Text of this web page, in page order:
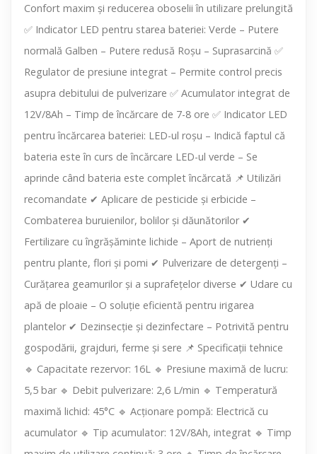
Confort maxim și reducerea oboselii în utilizare prelungită
✅ Indicator LED pentru starea bateriei: Verde – Putere
normală Galben – Putere redusă Roșu – Suprasarcină ✅
Regulator de presiune integrat – Permite control precis
asupra debitului de pulverizare ✅ Acumulator integrat de
12V/8Ah – Timp de încărcare de 7-8 ore ✅ Indicator LED
pentru încărcarea bateriei: LED-ul roșu – Indică faptul că
bateria este în curs de încărcare LED-ul verde – Se
aprinde când bateria este complet încărcată 📌 Utilizări
recomandate ✔ Aplicare de pesticide și erbicide –
Combaterea buruienilor, bolilor și dăunătorilor ✔
Fertilizare cu îngrășăminte lichide – Aport de nutrienți
pentru plante, flori și pomi ✔ Pulverizare de detergenți –
Curățarea geamurilor și a suprafețelor diverse ✔ Udare cu
apă de ploaie – O soluție eficientă pentru irigarea
plantelor ✔ Dezinsecție și dezinfectare – Potrivită pentru
gospodării, grajduri, ferme și sere 📌 Specificații tehnice
🔹 Capacitate rezervor: 16L 🔹 Presiune maximă de lucru:
5,5 bar 🔹 Debit pulverizare: 2,6 L/min 🔹 Temperatură
maximă lichid: 45°C 🔹 Acționare pompă: Electrică cu
acumulator 🔹 Tip acumulator: 12V/8Ah, integrat 🔹 Timp